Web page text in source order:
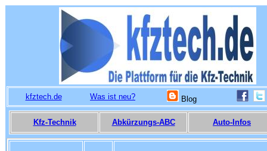
kfztech.de Was ist neu? Blog
Kfz-Technik Abkürzungs-ABC Auto-Infos